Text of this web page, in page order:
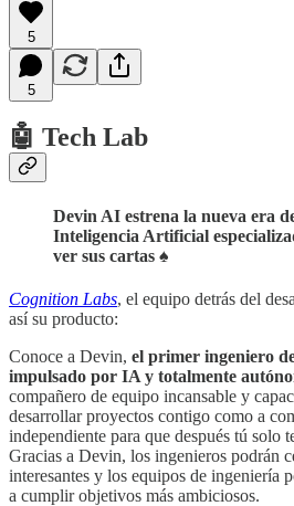
5
5
🤖 Tech Lab
Devin AI estrena la nueva era
Inteligencia Artificial
ver sus cartas ♠️
Cognition Labs, el equipo detrás del
así su producto:
Conoce a Devin, el primer ingeniero
impulsado por IA y totalmente
compañero de equipo incansable y
desarrollar proyectos contigo como a
independiente para que después tú solo
Gracias a Devin, los ingenieros podrán
interesantes y los equipos de ingeniería
a cumplir objetivos más ambiciosos.